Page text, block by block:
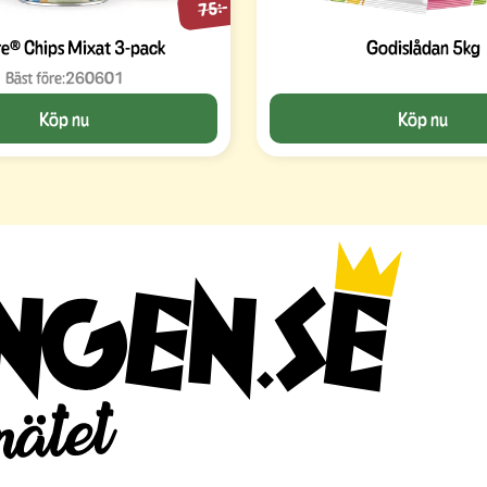
Chips Mixat 3-pack
75:-
Bäst före:260601
Köp nu
Godislådan 5kg
Köp nu